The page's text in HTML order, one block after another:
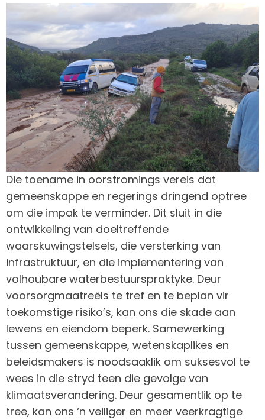
Die toename in oorstromings vereis dat
gemeenskappe en regerings dringend optree
om die impak te verminder. Dit sluit in die
ontwikkeling van doeltreffende
waarskuwingstelsels, die versterking van
infrastruktuur, en die implementering van
volhoubare waterbestuurspraktyke. Deur
voorsorgmaatreëls te tref en te beplan vir
toekomstige risiko’s, kan ons die skade aan
lewens en eiendom beperk. Samewerking
tussen gemeenskappe, wetenskaplikes en
beleidsmakers is noodsaaklik om suksesvol te
wees in die stryd teen die gevolge van
klimaatsverandering. Deur gesamentlik op te
tree, kan ons ‘n veiliger en meer veerkragtige